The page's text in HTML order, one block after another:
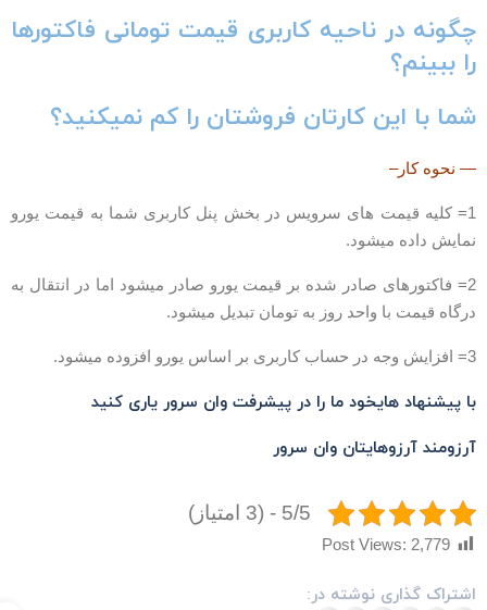
در ناحیه کاربری قیمت تومانی فاکتورها
ببینم؟
با این کارتان فروشتان را کم نمیکنید؟
نحوه کار–
1= کلیه قیمت های سرویس در بخش پنل کاربری شما به قیمت یورو
داده میشود.
2= فاکتورهای صادر شده بر قیمت یورو صادر میشود اما در انتقال به
قیمت با واحد روز به تومان تبدیل میشود.
پیشنهاد هایخود ما را در پیشرفت وان سرور یاری کنید
آرزوهایتانوان سرور
5/5 - (3 امتیاز)
Post Views: 2,779
گذاری نوشته در: